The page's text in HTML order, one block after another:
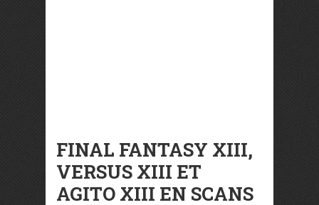
FINAL FANTASY XIII,
VERSUS XIII ET
AGITO XIII EN SCANS